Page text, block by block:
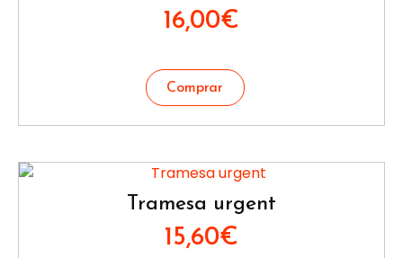
16,00€
Tramesa urgent
15,60€